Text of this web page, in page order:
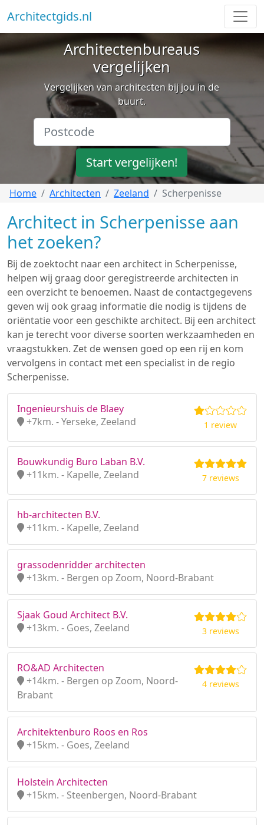
Architectgids.nl
Architectenbureaus
vergelijken
Vergelijken van architecten bij jou in de
buurt.
Start vergelijken!
Home Architecten Zeeland Scherpenisse
Architect in Scherpenisse aan
het zoeken?
Bij de zoektocht naar een architect in Scherpenisse,
helpen wij graag door geregistreerde architecten in
een overzicht te benoemen. Naast de contactgegevens
geven wij ook graag informatie die nodig is tijdens de
oriëntatie voor een geschikte architect. Bij een architect
kan je terecht voor diverse soorten werkzaamheden en
vraagstukken. Zet de wensen goed op een rij en kom
vervolgens in contact met een specialist in de regio
Scherpenisse.
Ingenieurshuis de Blaey
+7km. - Yerseke, Zeeland
1 review
Bouwkundig Buro Laban B.V.
+11km. - Kapelle, Zeeland
7 reviews
hb-architecten B.V.
+11km. - Kapelle, Zeeland
grassodenridder architecten
+13km. - Bergen op Zoom, Noord-Brabant
Sjaak Goud Architect B.V.
+13km. - Goes, Zeeland
3 reviews
RO&AD Architecten
+14km. - Bergen op Zoom, Noord-
Brabant
4 reviews
Architektenburo Roos en Ros
+15km. - Goes, Zeeland
Holstein Architecten
+15km. - Steenbergen, Noord-Brabant